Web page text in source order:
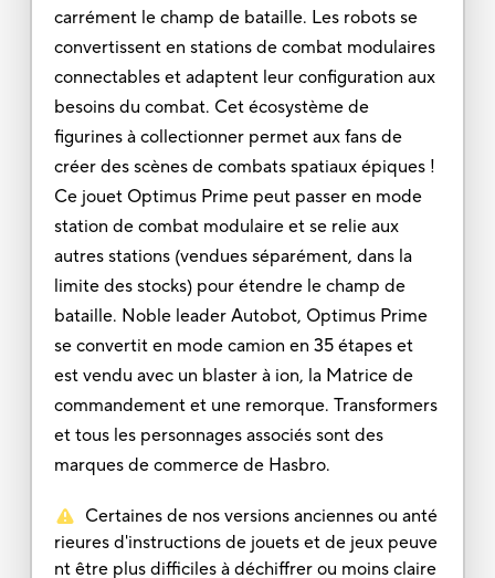
carrément le champ de bataille. Les robots se
convertissent en stations de combat modulaires
connectables et adaptent leur configuration aux
besoins du combat. Cet écosystème de
figurines à collectionner permet aux fans de
créer des scènes de combats spatiaux épiques !
Ce jouet Optimus Prime peut passer en mode
station de combat modulaire et se relie aux
autres stations (vendues séparément, dans la
limite des stocks) pour étendre le champ de
bataille. Noble leader Autobot, Optimus Prime
se convertit en mode camion en 35 étapes et
est vendu avec un blaster à ion, la Matrice de
commandement et une remorque. Transformers
et tous les personnages associés sont des
marques de commerce de Hasbro.
Certaines de nos versions anciennes ou anté
rieures d'instructions de jouets et de jeux peuve
nt être plus difficiles à déchiffrer ou moins claire